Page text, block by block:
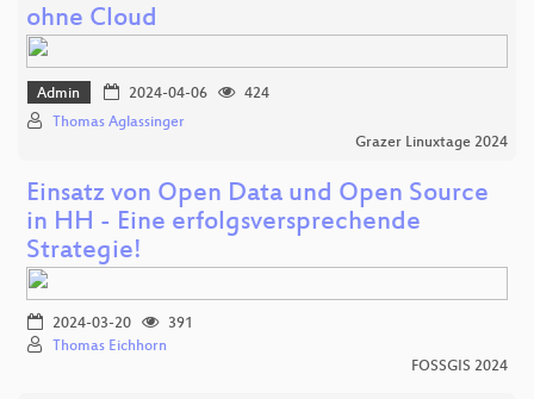
ohne Cloud
Admin 2024-04-06
424
Thomas Aglassinger
Grazer Linuxtage 2024
Einsatz von Open Data und Open Source
in HH - Eine erfolgsversprechende
Strategie!
2024-03-20
391
Thomas Eichhorn
FOSSGIS 2024